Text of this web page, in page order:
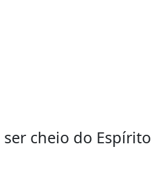
ser cheio do Espírito